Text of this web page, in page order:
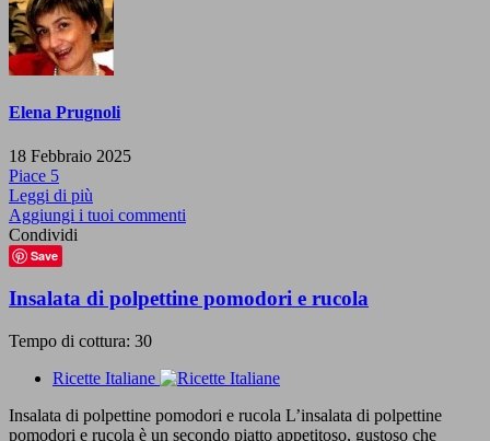
Elena Prugnoli
18 Febbraio 2025
Piace 5
Leggi di più
Aggiungi i tuoi commenti
Condividi
Save
Insalata di polpettine pomodori e rucola
Tempo di cottura: 30
Ricette Italiane
Insalata di polpettine pomodori e rucola L’insalata di polpettine
pomodori e rucola è un secondo piatto appetitoso, gustoso che